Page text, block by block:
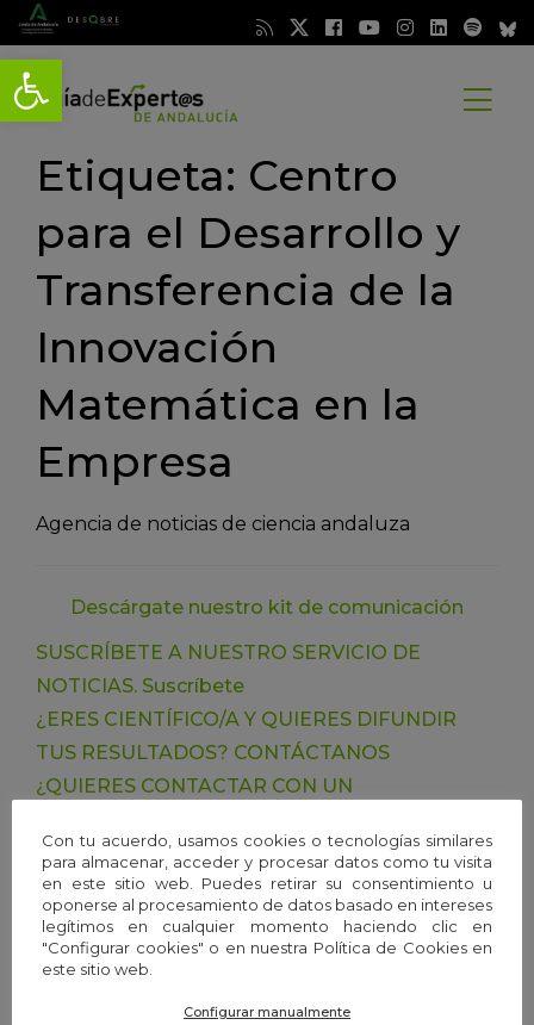
Abrir barra de herramientas
Abrir
Etiqueta: Centro
para el Desarrollo y
Transferencia de la
Innovación
Matemática en la
Empresa
Agencia de noticias de ciencia andaluza
Descárgate nuestro kit de comunicación
SUSCRÍBETE A NUESTRO SERVICIO DE
NOTICIAS. Suscríbete
¿ERES CIENTÍFICO/A Y QUIERES DIFUNDIR
TUS RESULTADOS? CONTÁCTANOS
¿QUIERES CONTACTAR CON UN
Con tu acuerdo, usamos cookies o tecnologías similares
para almacenar, acceder y procesar datos como tu visita
en este sitio web. Puedes retirar su consentimiento u
oponerse al procesamiento de datos basado en intereses
legítimos en cualquier momento haciendo clic en
"Configurar cookies" o en nuestra Política de Cookies en
este sitio web.
Configurar manualmente